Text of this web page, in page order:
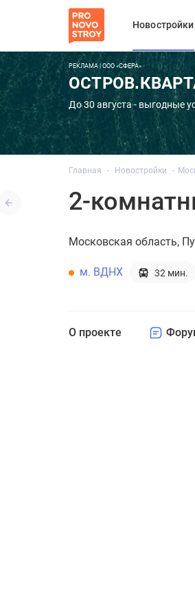
Новостройки
РЕКЛАМА | ООО «СФЕРА»
До 30 августа - выгодные
Главная Новостройки
2-
Московская область
м. ВДНХ 32 мин.
О проекте